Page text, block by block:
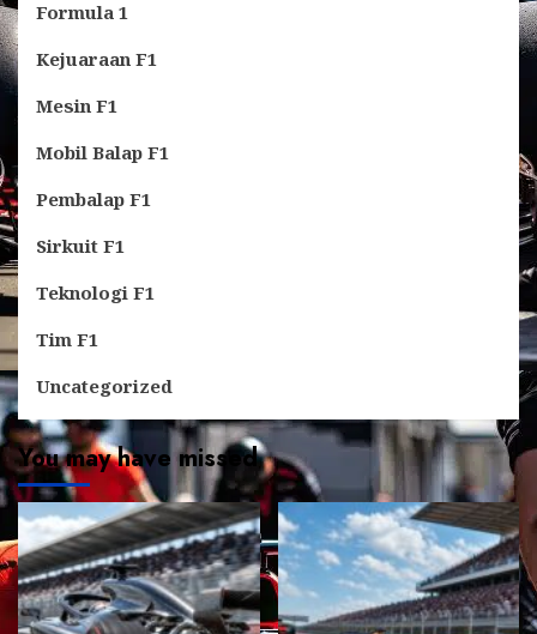
Formula 1
Kejuaraan F1
Mesin F1
Mobil Balap F1
Pembalap F1
Sirkuit F1
Teknologi F1
Tim F1
Uncategorized
You may have missed